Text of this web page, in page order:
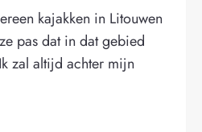
kajakken in Litouwen
pas dat in dat gebied
zal altijd achter mijn